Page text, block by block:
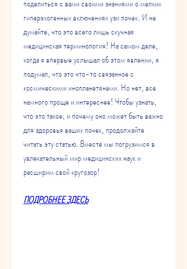
поделиться с вами своими знаниями о мелких
гиперэхогенных включениях узи почек. И не
думайте, что это всего лишь скучная
медицинская терминология! На самом деле,
когда я впервые услышал об этом явлении, я
подумал, что это что-то связанное с
космическими инопланетянами. Но нет, все
намного проще и интереснее! Чтобы узнать,
что это такое, и почему оно может быть важно
для здоровья ваших почек, продолжайте
читать эту статью. Вместе мы погрузимся в
увлекательный мир медицинских наук и
расширим свой кругозор!
ПОДРОБНЕЕ ЗДЕСЬ